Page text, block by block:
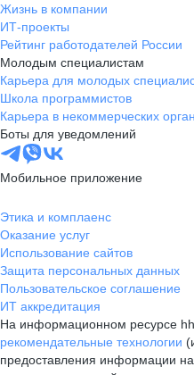
Жизнь в компании
ИТ-проекты
Рейтинг работодателей России
Молодым специалистам
Карьера для молодых
Школа программистов
Карьера в некоммерческих
Боты для уведомлений
Мобильное приложение
Этика и комплаенс
Оказание услуг
Использование сайтов
Защита персональных данных
Пользовательское соглашение
ИТ аккредитация
На информационном ресурсе
рекомендательные технологии
предоставления информации